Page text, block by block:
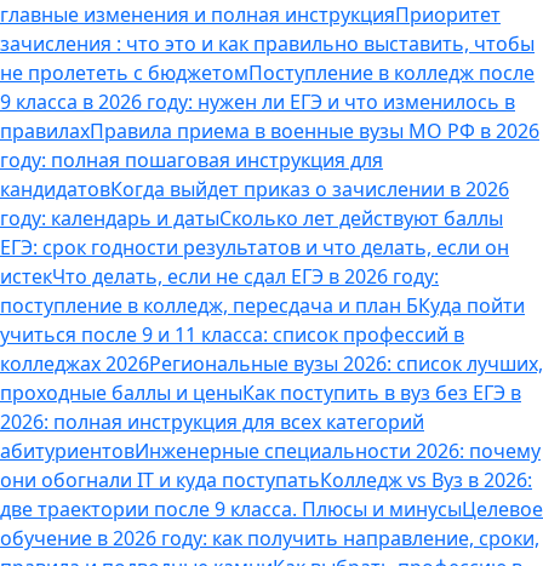
главные изменения и полная инструкцияПриоритет
зачисления : что это и как правильно выставить, чтобы
не пролететь с бюджетомПоступление в колледж после
9 класса в 2026 году: нужен ли ЕГЭ и что изменилось в
правилахПравила приема в военные вузы МО РФ в 2026
году: полная пошаговая инструкция для
кандидатовКогда выйдет приказ о зачислении в 2026
году: календарь и датыСколько лет действуют баллы
ЕГЭ: срок годности результатов и что делать, если он
истекЧто делать, если не сдал ЕГЭ в 2026 году:
поступление в колледж, пересдача и план БКуда пойти
учиться после 9 и 11 класса: список профессий в
колледжах 2026Региональные вузы 2026: список лучших,
проходные баллы и ценыКак поступить в вуз без ЕГЭ в
2026: полная инструкция для всех категорий
абитуриентовИнженерные специальности 2026: почему
они обогнали IT и куда поступатьКолледж vs Вуз в 2026:
две траектории после 9 класса. Плюсы и минусыЦелевое
обучение в 2026 году: как получить направление, сроки,